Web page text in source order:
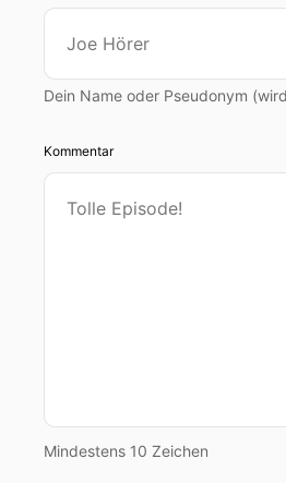
Dein Name oder Pseudonym
Kommentar
Mindestens 10 Zeichen